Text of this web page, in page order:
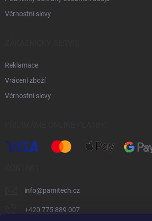
Věrnostní slevy
Reklamace
Vrácení zboží
Věrnostní slevy
info@pamitech.cz
+420 775 889 007